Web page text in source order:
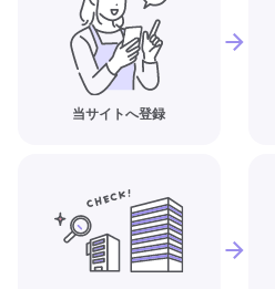
当サイトへ登録